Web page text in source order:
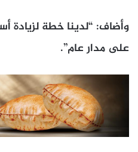
وأضاف: “لدينا خطة لزيادة
على مدار عام”.